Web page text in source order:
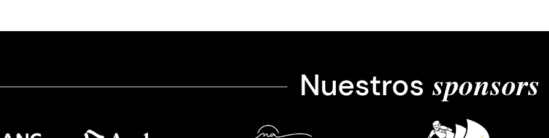
Nuestros sponsors
Imatge Imatge Imatge